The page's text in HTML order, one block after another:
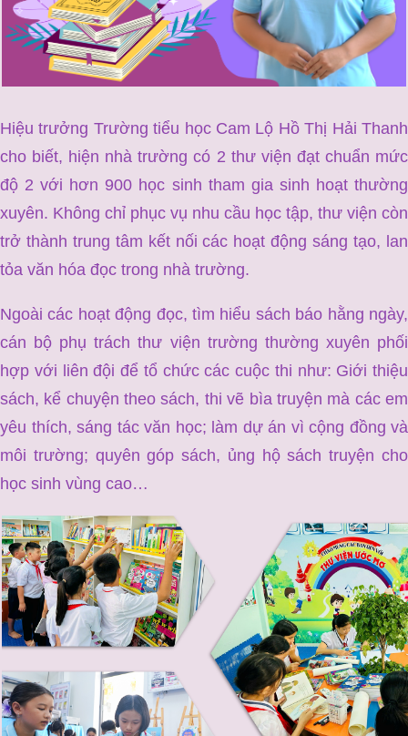
Hiệu trưởng Trường tiểu học Cam Lộ Hồ Thị Hải Thanh
cho biết, hiện nhà trường có 2 thư viện đạt chuẩn mức
độ 2 với hơn 900 học sinh tham gia sinh hoạt thường
xuyên. Không chỉ phục vụ nhu cầu học tập, thư viện còn
trở thành trung tâm kết nối các hoạt động sáng tạo, lan
tỏa văn hóa đọc trong nhà trường.
Ngoài các hoạt động đọc, tìm hiểu sách báo hằng ngày,
cán bộ phụ trách thư viện trường thường xuyên phối
hợp với liên đội để tổ chức các cuộc thi như: Giới thiệu
sách, kể chuyện theo sách, thi vẽ bìa truyện mà các em
yêu thích, sáng tác văn học; làm dự án vì cộng đồng và
môi trường; quyên góp sách, ủng hộ sách truyện cho
học sinh vùng cao…